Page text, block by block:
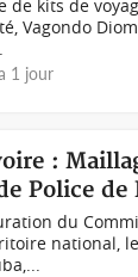
de kits de
Vagondo
1 jour
:
Police de
du
national,